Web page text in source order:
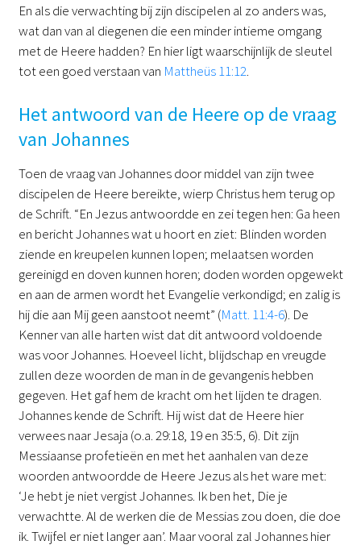
En als die verwachting bij zijn discipelen al zo anders was,
wat dan van al diegenen die een minder intieme omgang
met de Heere hadden? En hier ligt waarschijnlijk de sleutel
tot een goed verstaan van Mattheüs 11:12.
Het antwoord van de Heere op de vraag
van Johannes
Toen de vraag van Johannes door middel van zijn twee
discipelen de Heere bereikte, wierp Christus hem terug op
de Schrift. “En Jezus antwoordde en zei tegen hen: Ga heen
en bericht Johannes wat u hoort en ziet: Blinden worden
ziende en kreupelen kunnen lopen; melaatsen worden
gereinigd en doven kunnen horen; doden worden opgewekt
en aan de armen wordt het Evangelie verkondigd; en zalig is
hij die aan Mij geen aanstoot neemt” (Matt. 11:4-6). De
Kenner van alle harten wist dat dit antwoord voldoende
was voor Johannes. Hoeveel licht, blijdschap en vreugde
zullen deze woorden de man in de gevangenis hebben
gegeven. Het gaf hem de kracht om het lijden te dragen.
Johannes kende de Schrift. Hij wist dat de Heere hier
verwees naar Jesaja (o.a. 29:18, 19 en 35:5, 6). Dit zijn
Messiaanse profetieën en met het aanhalen van deze
woorden antwoordde de Heere Jezus als het ware met:
‘Je hebt je niet vergist Johannes. Ik ben het, Die je
verwachtte. Al de werken die de Messias zou doen, die doe
ik. Twijfel er niet langer aan’. Maar vooral zal Johannes hier